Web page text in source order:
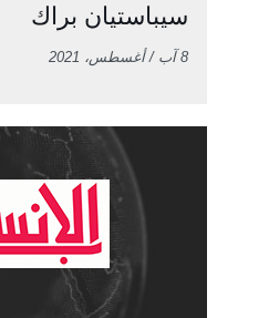
سيباستيان براك
8 آب / أغسطس، 2021